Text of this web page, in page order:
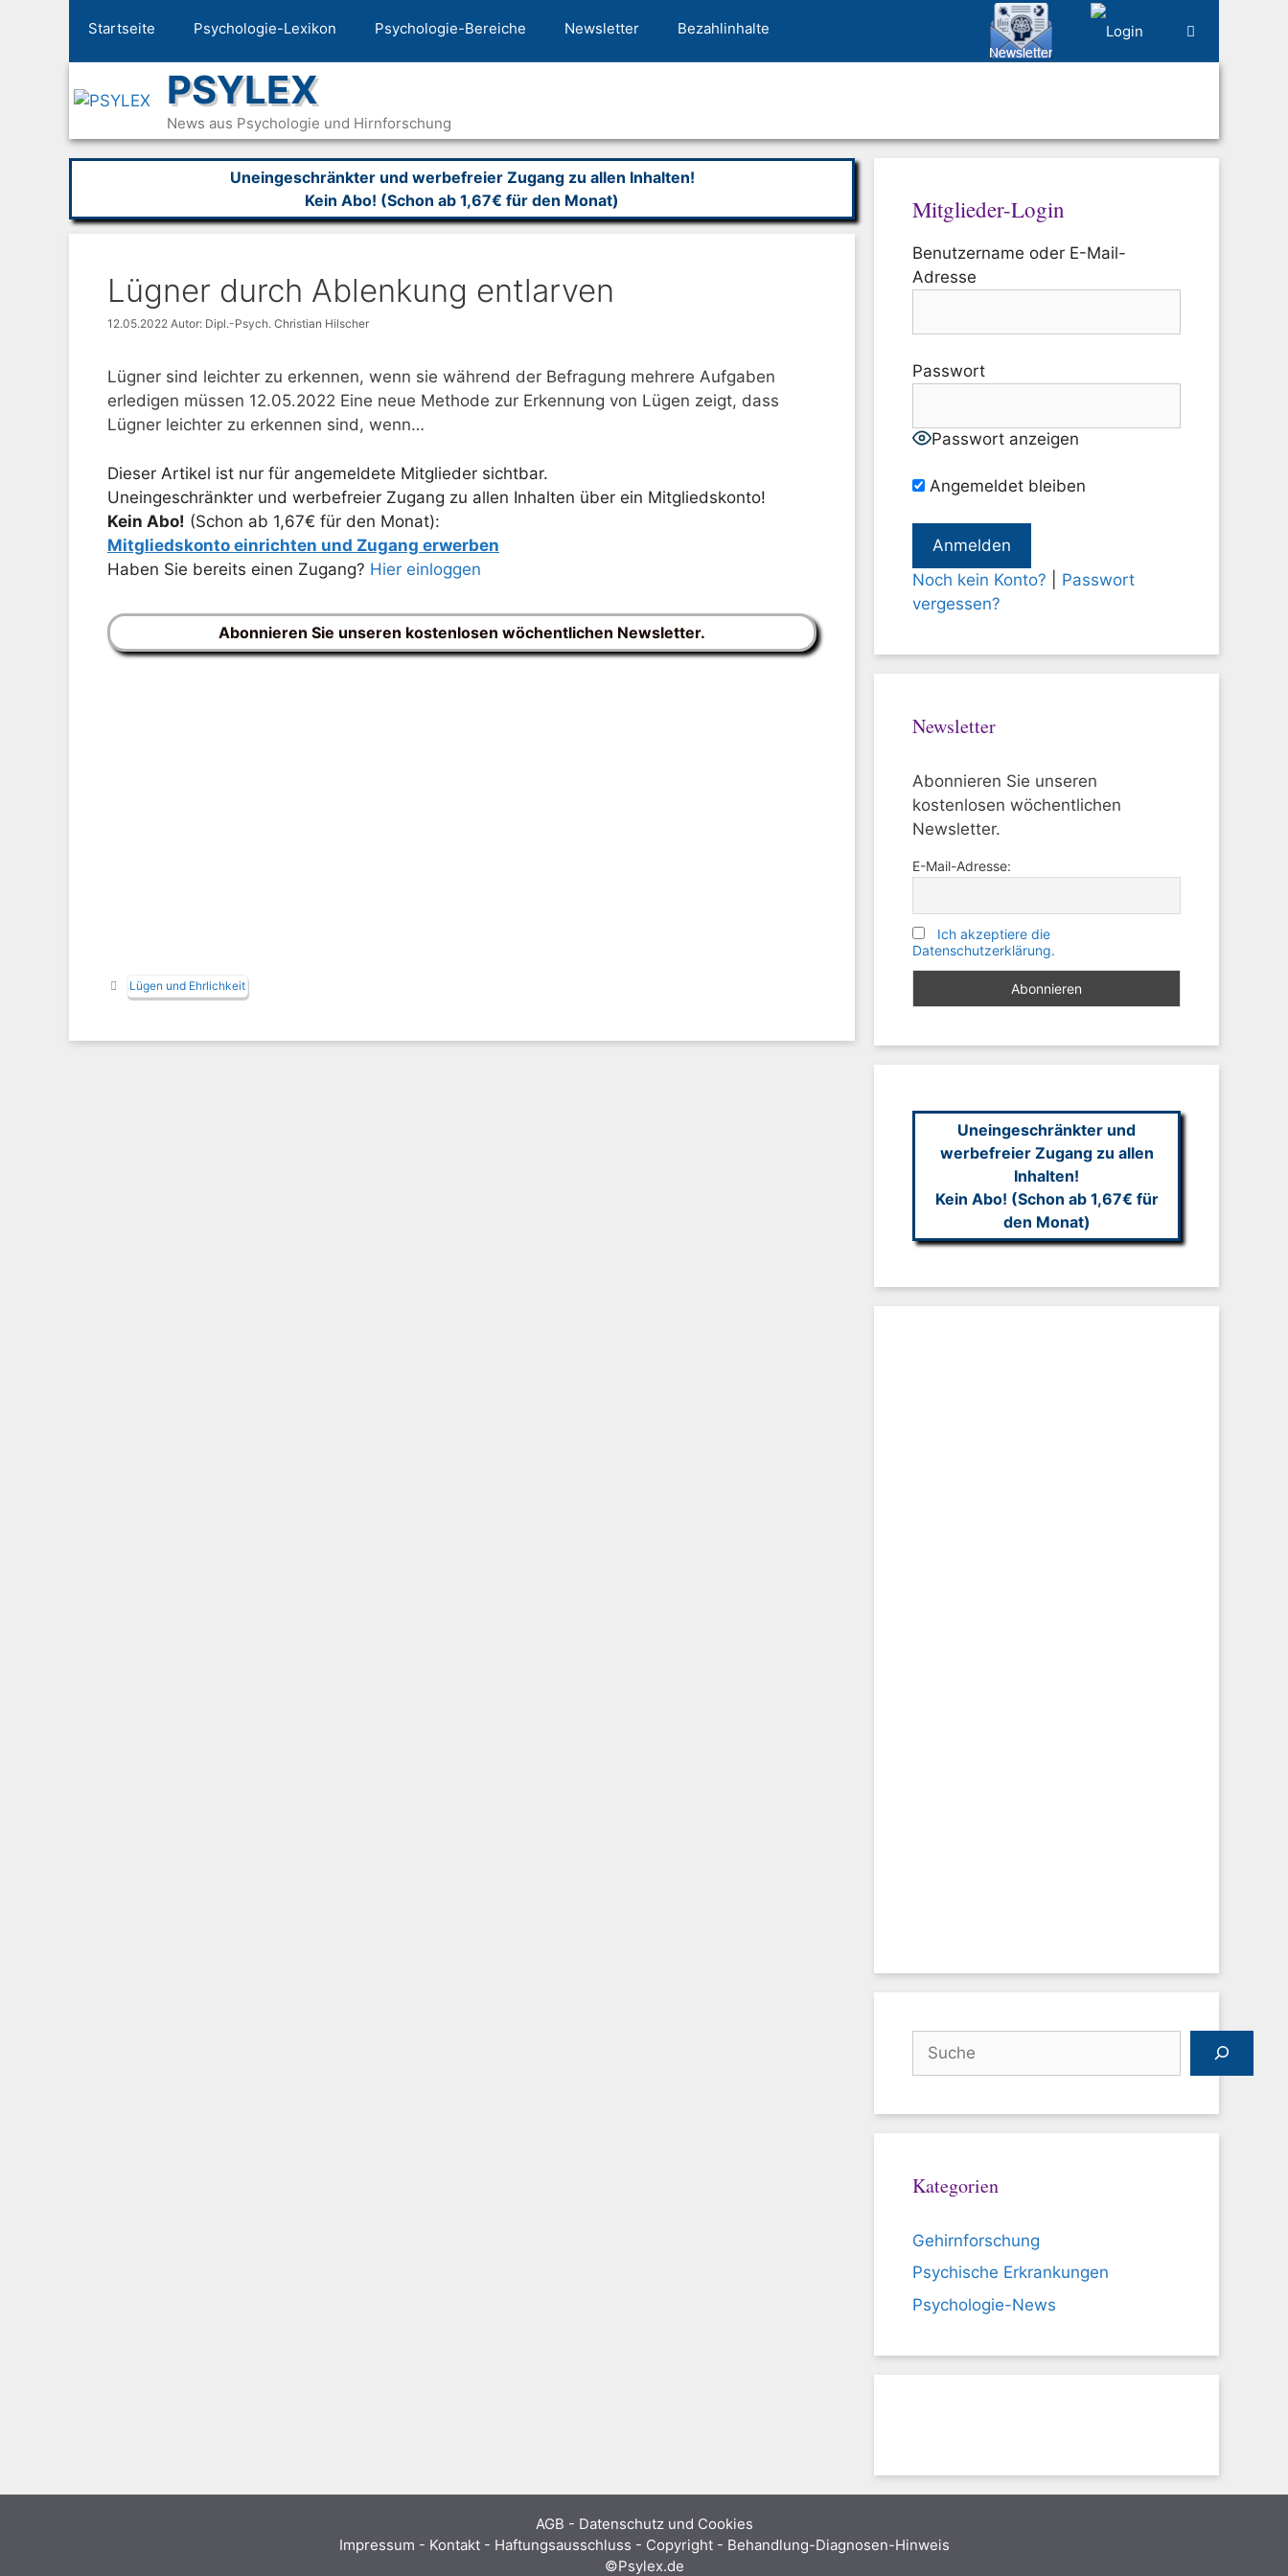
Startseite Psychologie-Lexikon Psychologie-Bereiche Newsletter Bezahlinhalte
PSYLEX
News aus Psychologie und Hirnforschung
Uneingeschränkter und werbefreier Zugang zu allen Inhalten!
Kein Abo! (Schon ab 1,67€ für den Monat)
Lügner durch Ablenkung entlarven
12.05.2022 Autor: Dipl.-Psych. Christian Hilscher
Lügner sind leichter zu erkennen, wenn sie während der Befragung mehrere Aufgaben
erledigen müssen 12.05.2022 Eine neue Methode zur Erkennung von Lügen zeigt, dass
Lügner leichter zu erkennen sind, wenn…
Dieser Artikel ist nur für angemeldete Mitglieder sichtbar.
Uneingeschränkter und werbefreier Zugang zu allen Inhalten über ein Mitgliedskonto!
Kein Abo! (Schon ab 1,67€ für den Monat):
Mitgliedskonto einrichten und Zugang erwerben
Haben Sie bereits einen Zugang? Hier einloggen
Abonnieren Sie unseren kostenlosen wöchentlichen Newsletter.
Schlagwörter
Lügen und Ehrlichkeit
Mitglieder-Login
Benutzername oder E-Mail-
Adresse
Passwort
Passwort anzeigen
Angemeldet bleiben
Noch kein Konto?
Passwort
vergessen?
Newsletter
Abonnieren Sie unseren
kostenlosen wöchentlichen
Newsletter.
E-Mail-Adresse:
Ich akzeptiere die
Datenschutzerklärung.
Uneingeschränkter und
werbefreier Zugang zu allen
Inhalten!
Kein Abo! (Schon ab 1,67€ für
den Monat)
Kategorien
Gehirnforschung
Psychische Erkrankungen
Psychologie-News
AGB - Datenschutz und Cookies
Impressum - Kontakt - Haftungsausschluss - Copyright - Behandlung-Diagnosen-Hinweis
©Psylex.de